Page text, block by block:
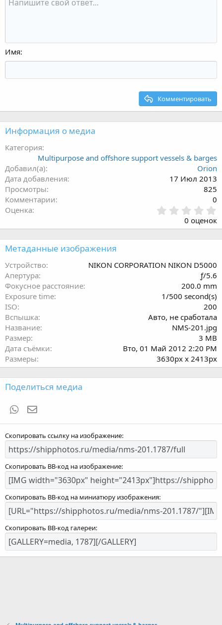
Имя
Комментировать
Информация о медиа
Категория
Multipurpose and offshore support vessels & barges
Добавил(а)
Orion
Дата добавления
17 Июл 2013
Просмотры
825
Комментарии
0
Оценка
.
0
0 оценок
Метаданные изображения
Устройство
NIKON CORPORATION NIKON D5000
Апертура
ƒ/5.6
Фокусное расстояние
200.0 mm
Exposure time
1/500 second(s)
ISO
200
Вспышка
Авто, не сработала
Название
NMS-201.jpg
Размер
3 MB
Дата съёмки
Вто, 01 Май 2012 2:20 PM
Размеры
3630px x 2413px
Поделиться медиа
WhatsApp
Скопировать ссылку на изображение
Скопировать BB-код на изображение
Скопировать BB-код на миниатюру изображения
Скопировать BB-код галереи